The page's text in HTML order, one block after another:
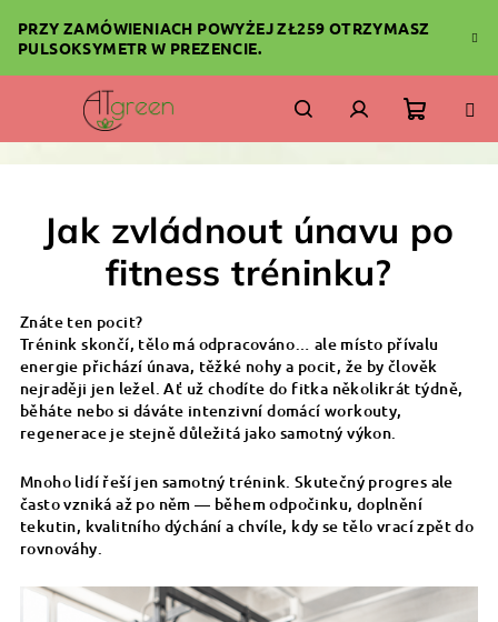
treści
PRZY ZAMÓWIENIACH POWYŻEJ ZŁ259 OTRZYMASZ
PULSOKSYMETR W PREZENCIE.
SzukajZalogujKoszyk
Jak zvládnout únavu po
fitness tréninku?
Znáte ten pocit?
Trénink skončí, tělo má odpracováno… ale místo přívalu
energie přichází únava, těžké nohy a pocit, že by člověk
nejraději jen ležel. Ať už chodíte do fitka několikrát týdně,
běháte nebo si dáváte intenzivní domácí workouty,
regenerace je stejně důležitá jako samotný výkon.
Mnoho lidí řeší jen samotný trénink. Skutečný progres ale
často vzniká až po něm — během odpočinku, doplnění
tekutin, kvalitního dýchání a chvíle, kdy se tělo vrací zpět do
rovnováhy.